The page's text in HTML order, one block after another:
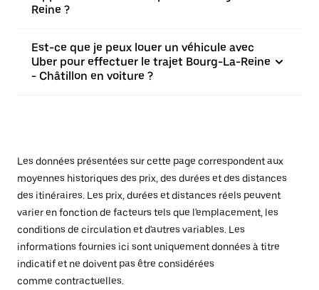
Reine ?
Est-ce que je peux louer un véhicule avec
Uber pour effectuer le trajet Bourg-La-Reine
- Châtillon en voiture ?
Les données présentées sur cette page correspondent aux
moyennes historiques des prix, des durées et des distances
des itinéraires. Les prix, durées et distances réels peuvent
varier en fonction de facteurs tels que l'emplacement, les
conditions de circulation et d'autres variables. Les
informations fournies ici sont uniquement données à titre
indicatif et ne doivent pas être considérées
comme contractuelles.